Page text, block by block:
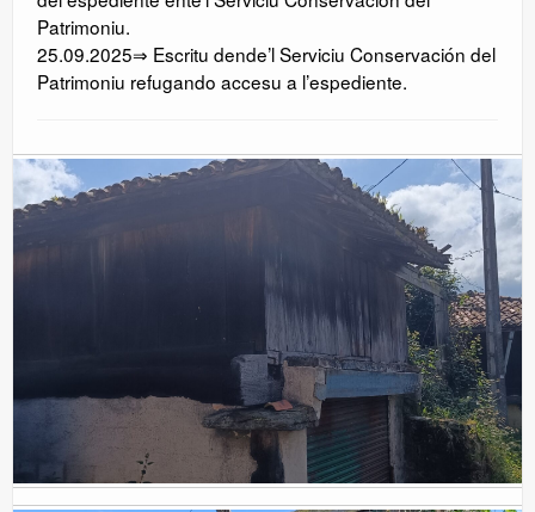
Patrimoniu.
25.09.2025⇒ Escritu dende’l Serviciu Conservación del
Patrimoniu refugando accesu a l’espediente.